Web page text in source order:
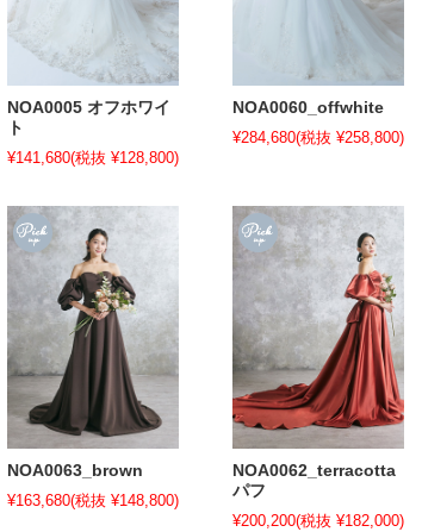
NOA0005 オフホワイ
ト
¥141,680(税抜 ¥128,800)
NOA0060_offwhite
¥284,680(税抜 ¥258,800)
NOA0063_brown
¥163,680(税抜 ¥148,800)
NOA0062_terracotta
パフ
¥200,200(税抜 ¥182,000)